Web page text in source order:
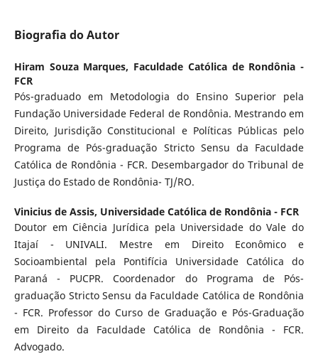
Biografia do Autor
Hiram Souza Marques, Faculdade Católica de Rondônia -
FCR
Pós-graduado em Metodologia do Ensino Superior pela
Fundação Universidade Federal de Rondônia. Mestrando em
Direito, Jurisdição Constitucional e Políticas Públicas pelo
Programa de Pós-graduação Stricto Sensu da Faculdade
Católica de Rondônia - FCR. Desembargador do Tribunal de
Justiça do Estado de Rondônia- TJ/RO.
Vinicius de Assis, Universidade Católica de Rondônia - FCR
Doutor em Ciência Jurídica pela Universidade do Vale do
Itajaí - UNIVALI. Mestre em Direito Econômico e
Socioambiental pela Pontifícia Universidade Católica do
Paraná - PUCPR. Coordenador do Programa de Pós-
graduação Stricto Sensu da Faculdade Católica de Rondônia
- FCR. Professor do Curso de Graduação e Pós-Graduação
em Direito da Faculdade Católica de Rondônia - FCR.
Advogado.